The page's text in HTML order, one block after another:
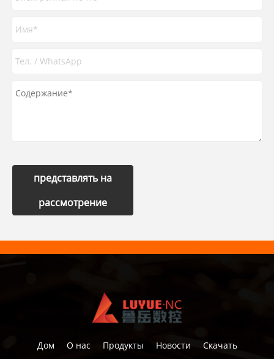
представлять на
рассмотрение
Дом О нас Продукты Новости Скачать